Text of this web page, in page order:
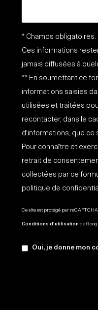
* Champs obligatoires.
Ces informations
jamais diffusées à
** En soumettant ce
informations saisies
utilisées et traitées
recontacter, dans le
d'informations, que ce
Pour connaître et
retrait de
collectées par ce
politique de
Ce site est protégé par
Conditions d'utilisation de
Oui, je donne mon